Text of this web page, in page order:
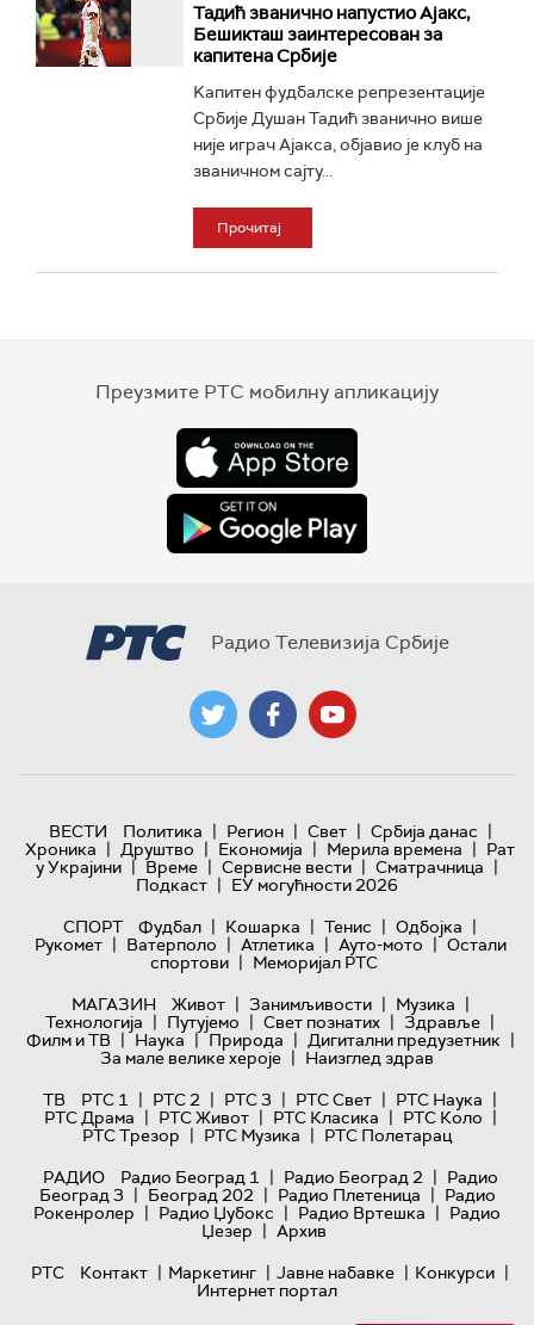
Тадић званично напустио Ајакс,
Бешикташ заинтересован за
капитена Србије
Kапитен фудбалске репрезентације
Србије Душан Тадић званично више
није играч Ајакса, објавио је клуб на
званичном сајту...
Прочитај
Преузмите РТС мобилну апликацију
Радио Телевизија Србије
ВЕСТИ Политика | Регион | Свет | Србија данас |
Хроника | Друштво | Економија | Мерила времена | Рат
у Украјини | Време | Сервисне вести | Сматрачница |
Подкаст | ЕУ могућности 2026
СПОРТ
Фудбал | Кошарка | Тенис | Одбојка |
Рукомет | Ватерполо | Атлетика | Ауто-мото | Остали
спортови | Меморијал РТС
МАГАЗИН
Живот | Занимљивости | Музика |
Технологијa | Путујемо | Свет познатих | Здравље |
Филм и ТВ | Наука | Природа | Дигитални предузетник |
За мале велике хероје | Наизглед здрав
ТВ
РТС 1 | РТС 2 | РТС 3 | РТС Свет | РТС Наука |
РТС Драма | РТС Живот | РТС Класика | РТС Коло |
РТС Трезор | РТС Музика | РТС Полетарац
РАДИО
Радио Београд 1 | Радио Београд 2 | Радио
Београд 3 | Београд 202 | Радио Плетеница | Радио
Рокенролер | Радио Џубокс | Радио Вртешка | Радио
Џезер | Архив
РТС
Контакт | Маркетинг | Јавне набавке | Конкурси |
Интернет портал